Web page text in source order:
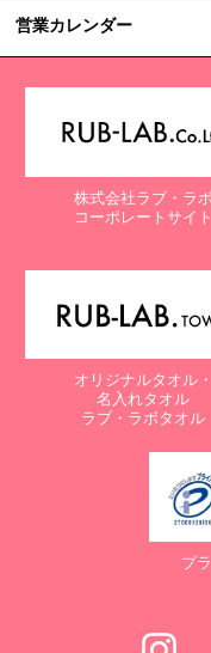
営業カレンダー
株式会社ラブ・ラボ
コーポレートサイト
オリジナルタオル・
名入れタオル
ラブ・ラボタオル
プ